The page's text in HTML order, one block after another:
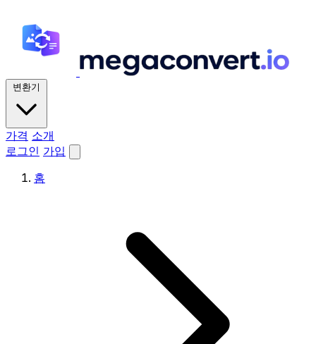
변환기
가격 소개
로그인 가입
홈